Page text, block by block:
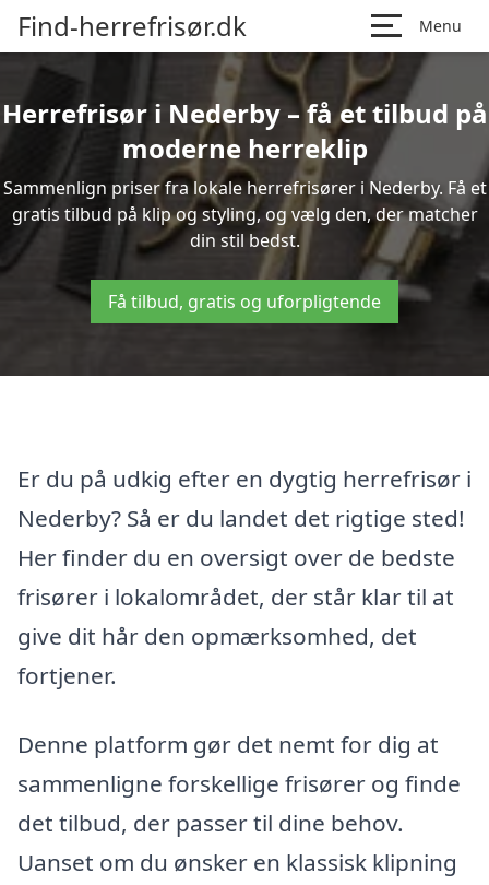
Find-herrefrisør.dk Menu
Herrefrisør i Nederby – få et tilbud på
moderne herreklip
Sammenlign priser fra lokale herrefrisører i Nederby. Få et
gratis tilbud på klip og styling, og vælg den, der matcher
din stil bedst.
Få tilbud, gratis og uforpligtende
Er du på udkig efter en dygtig herrefrisør i
Nederby? Så er du landet det rigtige sted!
Her finder du en oversigt over de bedste
frisører i lokalområdet, der står klar til at
give dit hår den opmærksomhed, det
fortjener.
Denne platform gør det nemt for dig at
sammenligne forskellige frisører og finde
det tilbud, der passer til dine behov.
Uanset om du ønsker en klassisk klipning